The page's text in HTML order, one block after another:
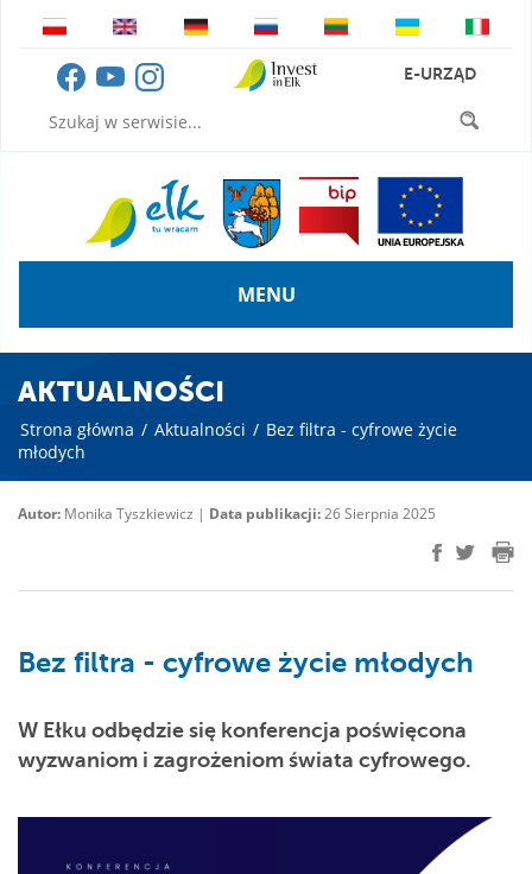
E-URZĄD
MENU
AKTUALNOŚCI
Strona główna / Aktualności / Bez filtra - cyfrowe życie
młodych
Autor: Monika Tyszkiewicz | Data publikacji:26 Sierpnia 2025
Bez filtra - cyfrowe życie młodych
W Ełku odbędzie się konferencja poświęcona
wyzwaniom i zagrożeniom świata cyfrowego.